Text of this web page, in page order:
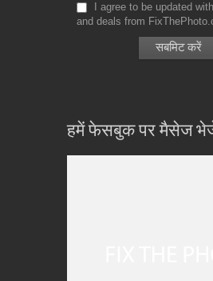
I agree to be updated
and deals from
हमें फेसबुक पर मैसेज